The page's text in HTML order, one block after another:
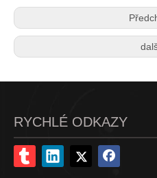
RYCHLÉ ODKAZY